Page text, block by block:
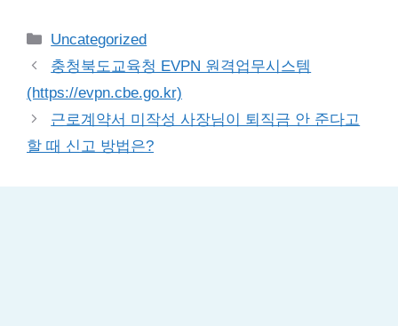
Categories
Uncategorized
충청북도교육청 EVPN 원격업무시스템
(https://evpn.cbe.go.kr)
근로계약서 미작성 사장님이 퇴직금 안 준다고
할 때 신고 방법은?